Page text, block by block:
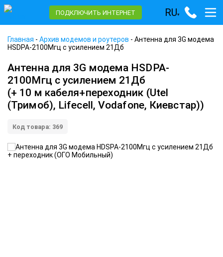
ПОДКЛЮЧИТЬ ИНТЕРНЕТ RU▾
Главная - Архив модемов и роутеров - Антенна для 3G модема
HSDPA-2100Мгц с усилением 21Дб
Антенна для 3G модема HSDPA-
2100Мгц с усилением 21Дб
(+ 10 м кабеля+переходник (Utel
(Тримоб), Lifecell, Vodafone, Киевстар))
Код товара: 369